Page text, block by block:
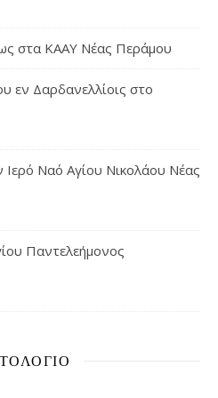
στα ΚΑΑΥ Νέας Περάμου
εν Δαρδανελλίοις στο
Ιερό Ναό Αγίου Νικολάου Νέας
Παντελεήμονος